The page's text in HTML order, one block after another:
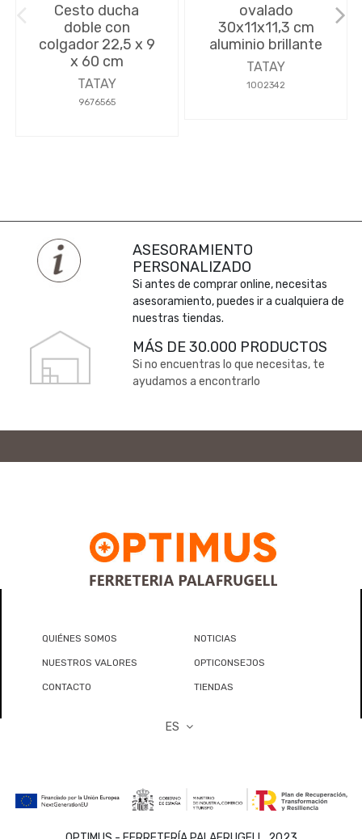
Cesto ducha
doble con
colgador 22,5 x 9
x 60 cm
TATAY
9676565
ovalado
30x11x11,3 cm
aluminio brillante
TATAY
1002342
ASESORAMIENTO
PERSONALIZADO
Si antes de comprar online, necesitas
asesoramiento, puedes ir a cualquiera de
nuestras tiendas.
MÁS DE 30.000 PRODUCTOS
Si no encuentras lo que necesitas, te
ayudamos a encontrarlo
QUIÉNES SOMOS NOTICIAS
NUESTROS VALORES OPTICONSEJOS
CONTACTO TIENDAS
ES